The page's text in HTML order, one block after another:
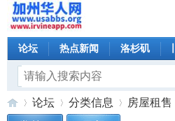
论坛 热点新闻 洛杉矶
论坛 分类信息 房屋租售